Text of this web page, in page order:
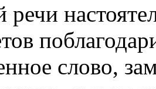
речи
слово,